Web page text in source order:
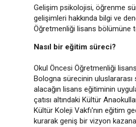
Gelişim psikolojisi, öğrenme
gelişimleri hakkında bilgi ve
Öğretmenliği lisans bölümüne
Nasıl bir eğitim süreci?
Okul Öncesi Öğretmenliği
Bologna sürecinin uluslararası
alacağın lisans eğitiminin
çatısı altındaki Kültür
Kültür Koleji Vakfı'nın eğitim
kurarak geniş bir vizyon